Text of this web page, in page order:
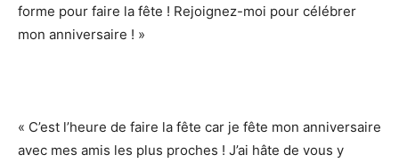
forme pour faire la fête ! Rejoignez-moi pour célébrer
mon anniversaire ! »
« C’est l’heure de faire la fête car je fête mon anniversaire
avec mes amis les plus proches ! J’ai hâte de vous y